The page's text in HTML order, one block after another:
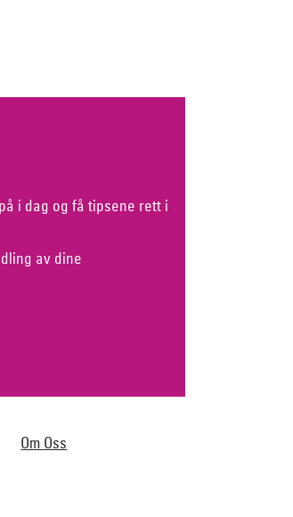
i dag og få tipsene rett i
av dine
Om Oss